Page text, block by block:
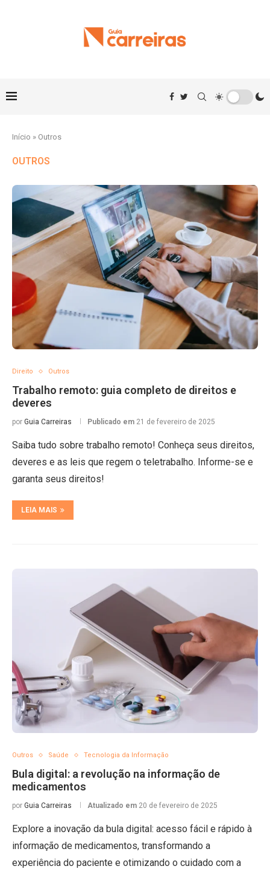
Início » Outros
OUTROS
Direito Outros
Trabalho remoto: guia completo de direitos e
deveres
por Guia Carreiras Publicado em 21 de fevereiro de 2025
Saiba tudo sobre trabalho remoto! Conheça seus direitos,
deveres e as leis que regem o teletrabalho. Informe-se e
garanta seus direitos!
LEIA MAIS
Outros Saúde Tecnologia da Informação
Bula digital: a revolução na informação de
medicamentos
por Guia Carreiras Atualizado em 20 de fevereiro de 2025
Explore a inovação da bula digital: acesso fácil e rápido à
informação de medicamentos, transformando a
experiência do paciente e otimizando o cuidado com a